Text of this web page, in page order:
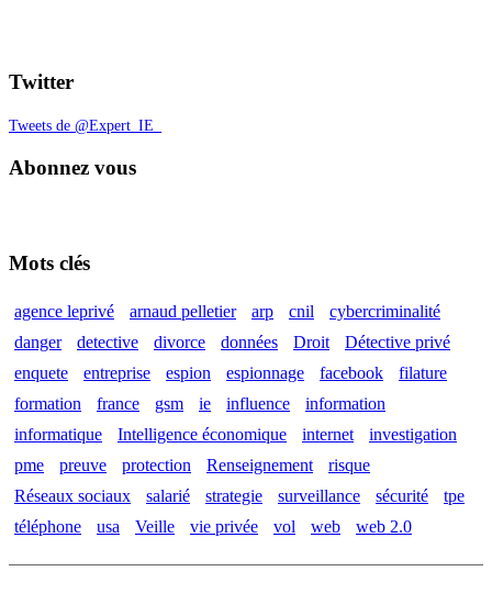
Twitter
Tweets de @Expert_IE_
Abonnez vous
Mots clés
agence leprivé arnaud pelletier arp cnil
cybercriminalité
danger
detective divorce données Droit
Détective privé
enquete
entreprise espion espionnage facebook
filature
formation
france gsm ie influence
information
informatique
Intelligence économique internet
investigation
pme
preuve protection Renseignement
risque
Réseaux sociaux
salarié strategie surveillance sécurité
tpe
téléphone
usa Veille vie privée vol web web 2.0